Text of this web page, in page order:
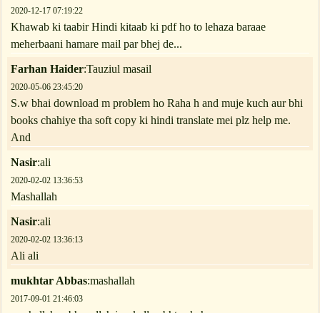
2020-12-17 07:19:22
Khawab ki taabir Hindi kitaab ki pdf ho to lehaza baraae
meherbaani hamare mail par bhej de...
Farhan Haider:Tauziul masail
2020-05-06 23:45:20
S.w bhai download m problem ho Raha h and muje kuch aur bhi
books chahiye tha soft copy ki hindi translate mei plz help me.
And
Nasir:ali
2020-02-02 13:36:53
Mashallah
Nasir:ali
2020-02-02 13:36:13
Ali ali
mukhtar Abbas:mashallah
2017-09-01 21:46:03